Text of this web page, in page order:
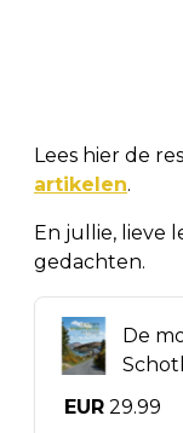
Lees hier de
artikelen.
En jullie, lieve
gedachten.
De
EUR 29.99